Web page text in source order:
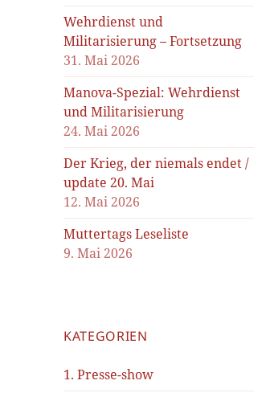
Wehrdienst und
Militarisierung – Fortsetzung
31. Mai 2026
Manova-Spezial: Wehrdienst
und Militarisierung
24. Mai 2026
Der Krieg, der niemals endet /
update 20. Mai
12. Mai 2026
Muttertags Leseliste
9. Mai 2026
KATEGORIEN
1. Presse-show